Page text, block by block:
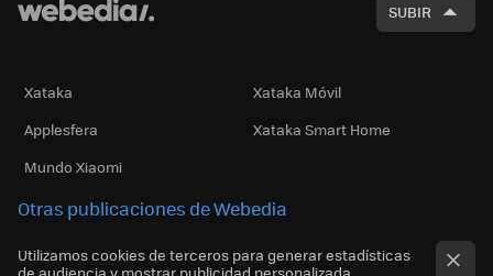
SUBIR
Xataka
Xataka Móvil
Applesfera
Xataka Smart Home
Mundo Xiaomi
Otras publicaciones de Webedia
Utilizamos cookies de terceros para generar estadísticas